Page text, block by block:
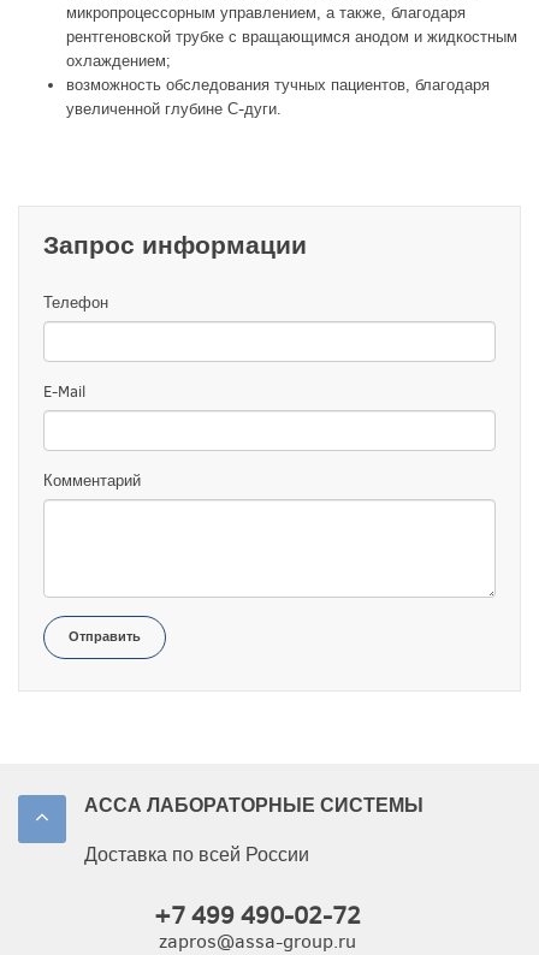
микропроцессорным управлением, а также, благодаря
рентгеновской трубке с вращающимся анодом и жидкостным
охлаждением;
возможность обследования тучных пациентов, благодаря
увеличенной глубине С-дуги.
Запрос информации
Телефон
E-Mail
Комментарий
Отправить
АССА ЛАБОРАТОРНЫЕ СИСТЕМЫ
Доставка по всей России
+7 499 490-02-72
zapros@assa-group.ru